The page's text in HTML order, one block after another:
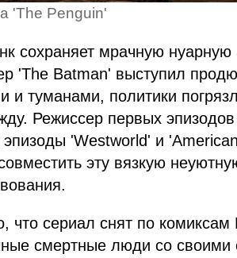
'The Penguin'
сохраняет мрачную
'The Batman' выступил
и туманами, политики
Режиссер первых
'Westworld' и
эту вязкую
что сериал снят по комиксам
смертные люди со своими